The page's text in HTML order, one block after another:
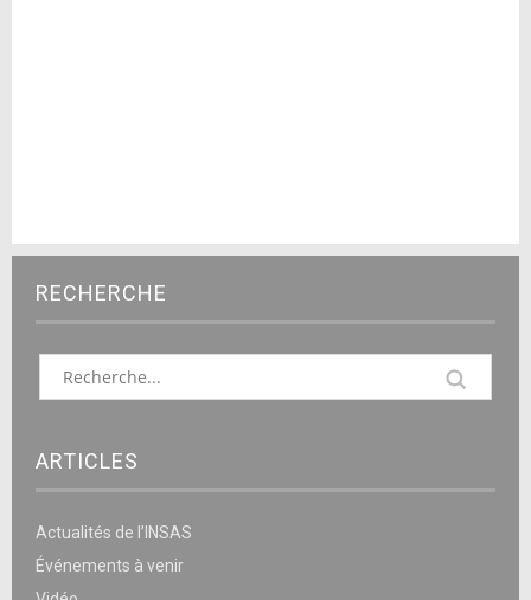
RECHERCHE
ARTICLES
Actualités de l’INSAS
Événements à venir